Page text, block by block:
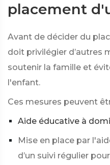
placement
Avant de décider du
doit privilégier d’autres
soutenir la famille et
l'enfant.
Ces mesures peuvent
Aide éducative à
Mise en place par
d’un suivi régulier